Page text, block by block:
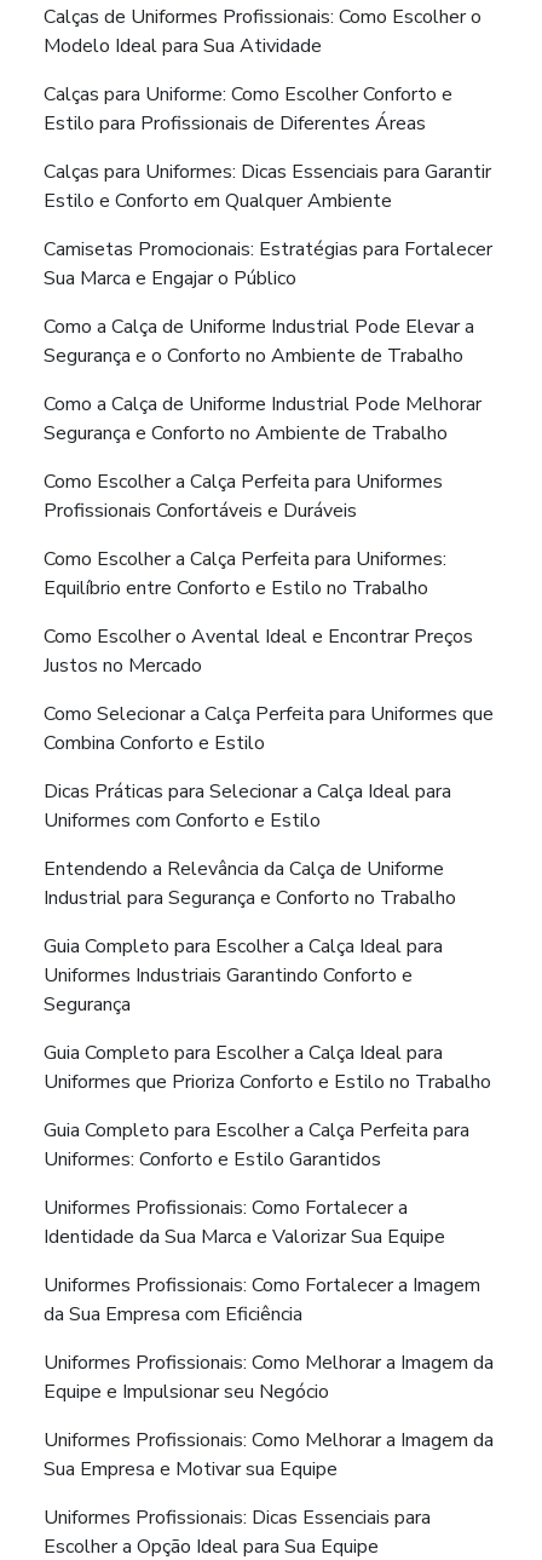
Calças de Uniformes Profissionais: Como Escolher o
Modelo Ideal para Sua Atividade
Calças para Uniforme: Como Escolher Conforto e
Estilo para Profissionais de Diferentes Áreas
Calças para Uniformes: Dicas Essenciais para Garantir
Estilo e Conforto em Qualquer Ambiente
Camisetas Promocionais: Estratégias para Fortalecer
Sua Marca e Engajar o Público
Como a Calça de Uniforme Industrial Pode Elevar a
Segurança e o Conforto no Ambiente de Trabalho
Como a Calça de Uniforme Industrial Pode Melhorar
Segurança e Conforto no Ambiente de Trabalho
Como Escolher a Calça Perfeita para Uniformes
Profissionais Confortáveis e Duráveis
Como Escolher a Calça Perfeita para Uniformes:
Equilíbrio entre Conforto e Estilo no Trabalho
Como Escolher o Avental Ideal e Encontrar Preços
Justos no Mercado
Como Selecionar a Calça Perfeita para Uniformes que
Combina Conforto e Estilo
Dicas Práticas para Selecionar a Calça Ideal para
Uniformes com Conforto e Estilo
Entendendo a Relevância da Calça de Uniforme
Industrial para Segurança e Conforto no Trabalho
Guia Completo para Escolher a Calça Ideal para
Uniformes Industriais Garantindo Conforto e
Segurança
Guia Completo para Escolher a Calça Ideal para
Uniformes que Prioriza Conforto e Estilo no Trabalho
Guia Completo para Escolher a Calça Perfeita para
Uniformes: Conforto e Estilo Garantidos
Uniformes Profissionais: Como Fortalecer a
Identidade da Sua Marca e Valorizar Sua Equipe
Uniformes Profissionais: Como Fortalecer a Imagem
da Sua Empresa com Eficiência
Uniformes Profissionais: Como Melhorar a Imagem da
Equipe e Impulsionar seu Negócio
Uniformes Profissionais: Como Melhorar a Imagem da
Sua Empresa e Motivar sua Equipe
Uniformes Profissionais: Dicas Essenciais para
Escolher a Opção Ideal para Sua Equipe